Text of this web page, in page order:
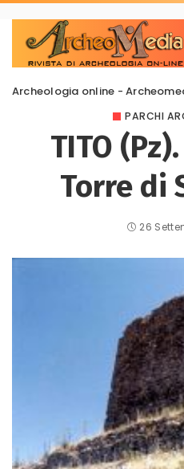
Archeologia online -
PARCHI
TITO
Torre di
26